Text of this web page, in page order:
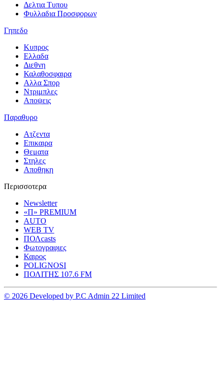
Δελτια Τυπου
Φυλλαδια Προσφορων
Γηπεδο
Κυπρος
Ελλαδα
Διεθνη
Καλαθοσφαιρα
Αλλα Σπορ
Ντριμπλες
Αποψεις
Παραθυρο
Ατζεντα
Επικαιρα
Θεματα
Στηλες
Αποθηκη
Περισσοτερα
Newsletter
«Π» PREMIUM
AUTO
WEB TV
ΠΟΛcasts
Φωτογραφιες
Καιρος
POLIGNOSI
ΠΟΛΙΤΗΣ 107.6 FM
© 2026 Developed by P.C Admin 22 Limited